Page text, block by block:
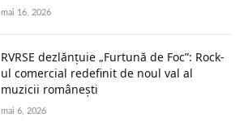
mai 16, 2026
RVRSE dezlănțuie „Furtună de Foc”: Rock-
ul comercial redefinit de noul val al
muzicii românești
mai 6, 2026